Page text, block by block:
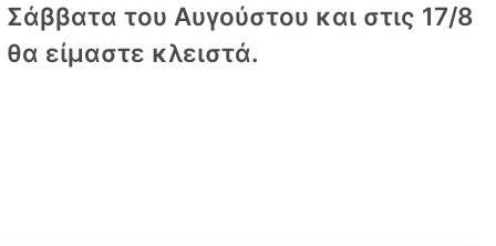
Σάββατα του Αυγούστου και στις 17/8
θα είμαστε κλειστά.